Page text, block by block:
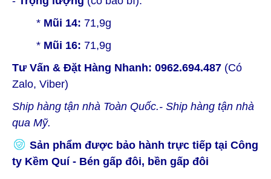
* Mũi 14: 71,9g
* Mũi 16: 71,9g
Tư Vấn & Đặt Hàng Nhanh: 0962.694.487 (Có
Zalo, Viber)
Ship hàng tận nhà Toàn Quốc.- Ship hàng tận nhà
qua Mỹ.
Sản phẩm được bảo hành trực tiếp tại Công
ty Kềm Quí - Bén gấp đôi, bền gấp đôi